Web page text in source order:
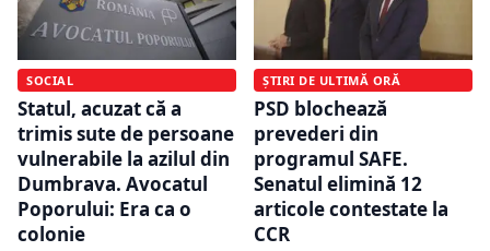
SOCIAL
Statul, acuzat că a
trimis sute de persoane
vulnerabile la azilul din
Dumbrava. Avocatul
Poporului: Era ca o
colonie
ȘTIRI DE ULTIMĂ ORĂ
PSD blochează
prevederi din
programul SAFE.
Senatul elimină 12
articole contestate la
CCR